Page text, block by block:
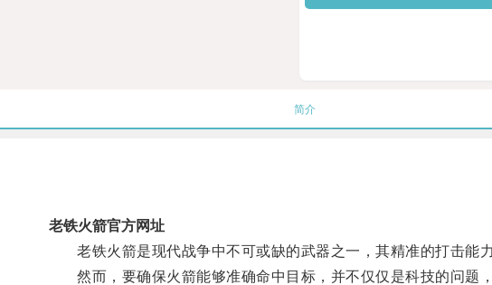
简介
老铁火箭官方网址
老铁火箭是现代战争中不可或缺的武器之一，其精准的打击能力
然而，要确保火箭能够准确命中目标，并不仅仅是科技的问题，